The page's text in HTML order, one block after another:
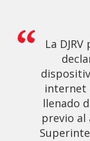
La
internet
llenado
previo al